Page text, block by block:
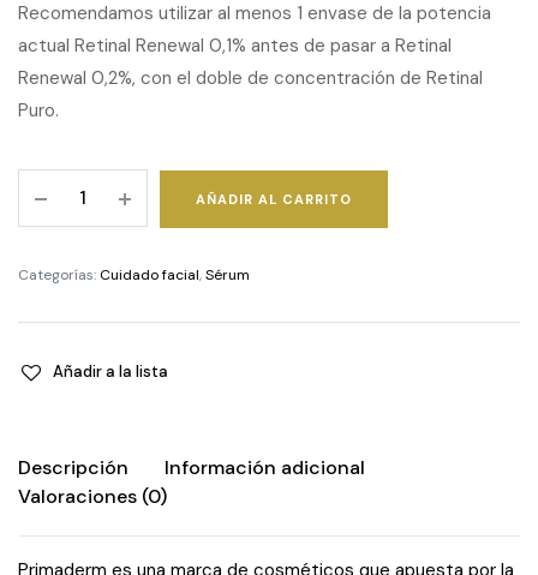
Recomendamos utilizar al menos 1 envase de la potencia
actual Retinal Renewal 0,1% antes de pasar a Retinal
Renewal 0,2%, con el doble de concentración de Retinal
Puro.
Renewal
GF
Peptide
quantity
AÑADIR AL CARRITO
Categorías: Cuidado facial,Sérum
Añadir a la lista
Descripción
Información adicional
Valoraciones (0)
Primaderm es una marca de cosméticos que apuesta por la